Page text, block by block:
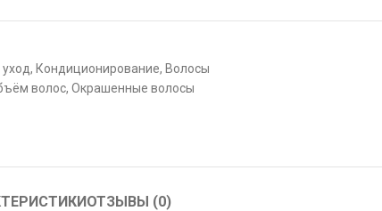
уход, Кондиционирование, Волосы
волос, Окрашенные волосы
ОТЗЫВЫ (0)